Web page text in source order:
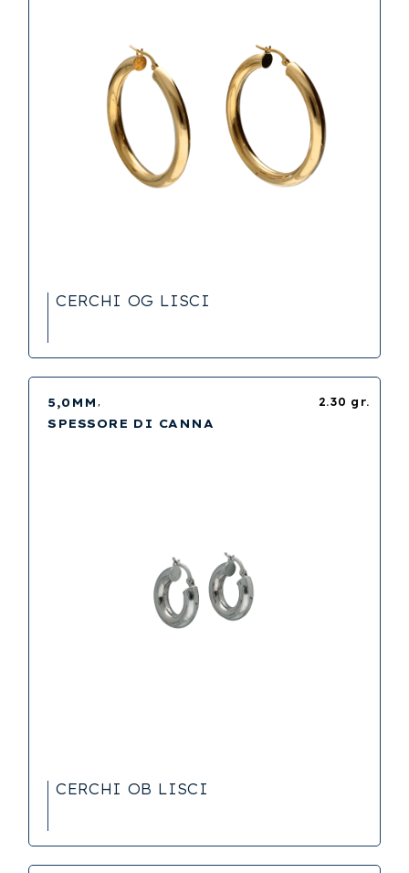
CERCHI OG LISCI
2.30 gr.
5,0MM
SPESSORE DI CANNA
CERCHI OB LISCI